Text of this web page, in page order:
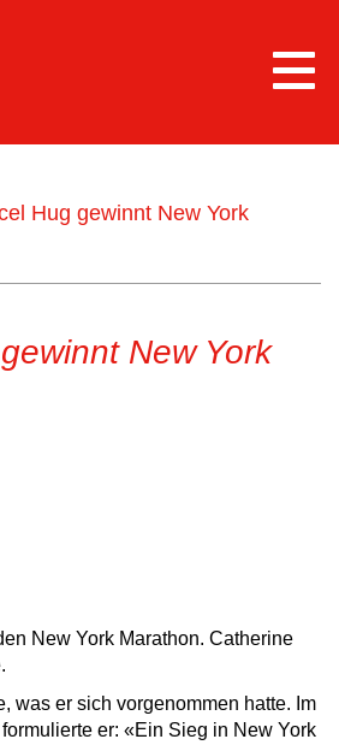
Hug gewinnt New York
New York
New York Marathon. Catherine
was er sich vorgenommen hatte. Im
er: «Ein Sieg in New York